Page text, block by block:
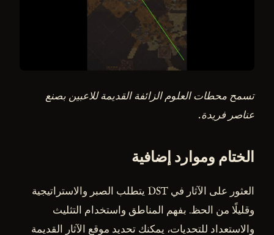
تسمح محطات العلوم الزائفة القديمة للاعبين بصنع
عناصر فريدة.
الختام وموارد إضافية
العثور على الآثار في DST يتطلب الصبر والاستراتيجية
وقليلًا من الحظ. بفهم المناطق واستخدام التثليث
والاستعداد للتحديات، يمكنك تحديد موقع الآثار القديمة